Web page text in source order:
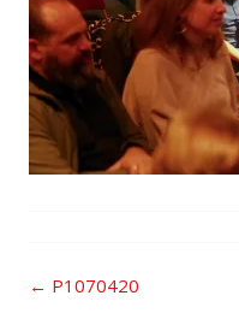
Post
← P1070420